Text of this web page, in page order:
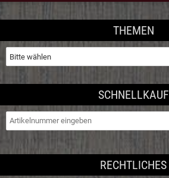
THEMEN
SCHNELLKAUF
RECHTLICHES